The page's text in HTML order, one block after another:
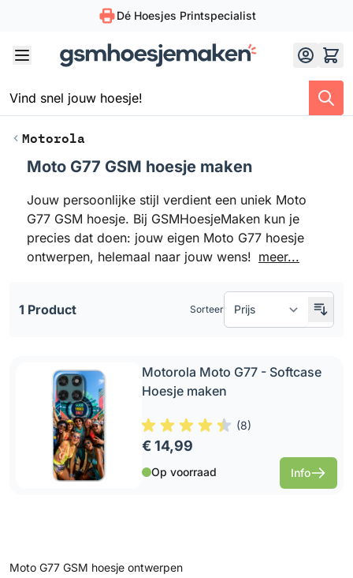
Dé Hoesjes Printspecialist
Motorola
Doorgaan naar productlijst
Moto G77 GSM hoesje maken
Jouw persoonlijke stijl verdient een uniek Moto
G77 GSM hoesje. Bij GSMHoesjeMaken kun je
precies dat doen: jouw eigen Moto G77 hoesje
ontwerpen, helemaal naar jouw wens! meer...
1 Product Sorteer
Motorola Moto G77 - Softcase
Hoesje maken
(8)
€ 14,99
Op voorraad Info
Moto G77 GSM hoesje ontwerpen